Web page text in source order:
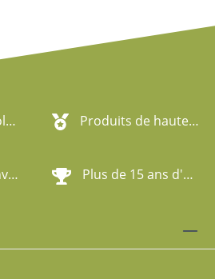
Produits de haute qualité
Plus de 15 ans d'expérience